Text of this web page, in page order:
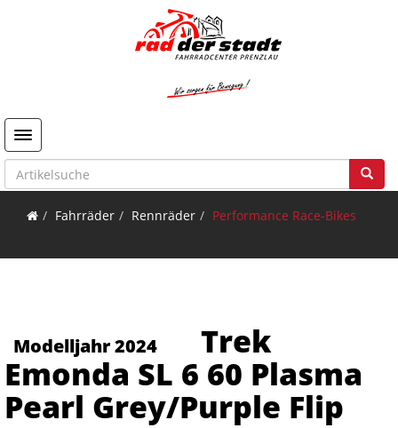
Toggle navigation
Fahrräder Rennräder Performance Race-Bikes
Modelljahr 2024
Trek
Emonda SL 6 60 Plasma
Pearl Grey/Purple Flip